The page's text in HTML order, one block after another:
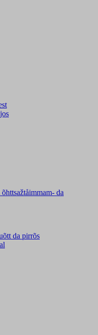
õhttsažtåimmam- da
da pirrõs